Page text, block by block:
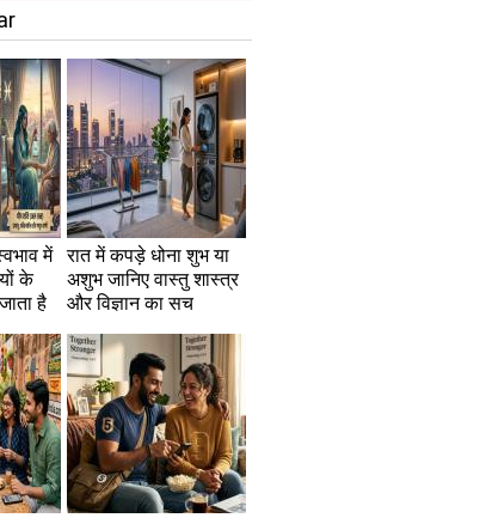
में
के
है
रात में कपड़े धोना शुभ या
अशुभ जानिए वास्तु शास्त्र
और विज्ञान का सच